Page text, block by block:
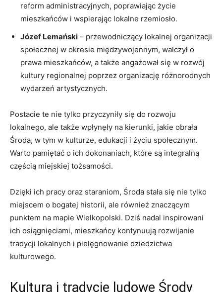
reform administracyjnych, poprawiając życie
mieszkańców i wspierając lokalne rzemiosło.
Józef Lemański – przewodniczący lokalnej organizacji
społecznej w okresie międzywojennym, walczył o
prawa mieszkańców, a także angażował się w rozwój
kultury regionalnej poprzez organizację różnorodnych
wydarzeń artystycznych.
Postacie te nie tylko przyczyniły się do rozwoju
lokalnego, ale także wpłynęły na kierunki, jakie obrała
Środa, w tym w kulturze, edukacji i życiu społecznym.
Warto pamiętać o ich dokonaniach, które są integralną
częścią miejskiej tożsamości.
Dzięki ich pracy oraz staraniom, Środa stała się nie tylko
miejscem o bogatej historii, ale również znaczącym
punktem na mapie Wielkopolski. Dziś nadal inspirowani
ich osiągnięciami, mieszkańcy kontynuują rozwijanie
tradycji lokalnych i pielęgnowanie dziedzictwa
kulturowego.
Kultura i tradycje ludowe Środy